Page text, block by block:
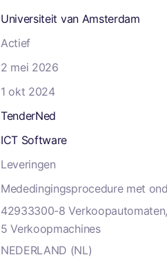
Universiteit van Amsterdam
Actief
2 mei 2026
1 okt 2024
TenderNed
ICT Software
Leveringen
Mededingingsprocedure met
42933300-8
5 Verkoopmachines
NEDERLAND (NL)